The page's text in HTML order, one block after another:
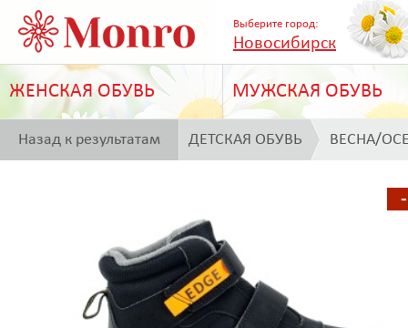
Выберите город:
Новосибирск
ЖЕНСКАЯ ОБУВЬ МУЖСКАЯ ОБУВЬ
Назад к результатам ДЕТСКАЯ ОБУВЬ ВЕСНА/